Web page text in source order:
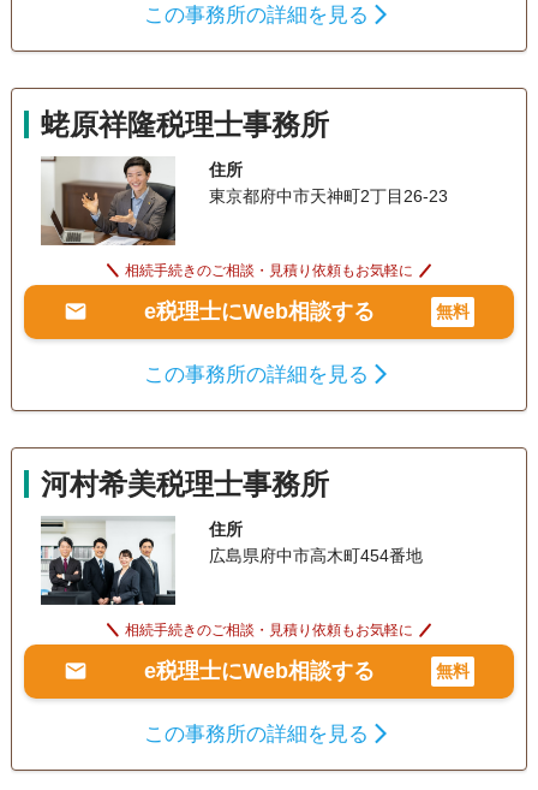
この事務所の詳細を見る
蛯原祥隆税理士事務所
住所
東京都府中市天神町2丁目26-23
相続手続きのご相談・見積り依頼もお気軽に
e税理士にWeb相談する 無料
この事務所の詳細を見る
河村希美税理士事務所
住所
広島県府中市高木町454番地
相続手続きのご相談・見積り依頼もお気軽に
e税理士にWeb相談する 無料
この事務所の詳細を見る